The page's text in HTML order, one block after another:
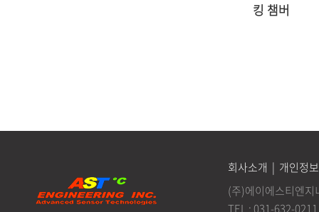
킹 챔버
회사소개 | 개인정
(주)에이에스티엔
TEL : 031-632-